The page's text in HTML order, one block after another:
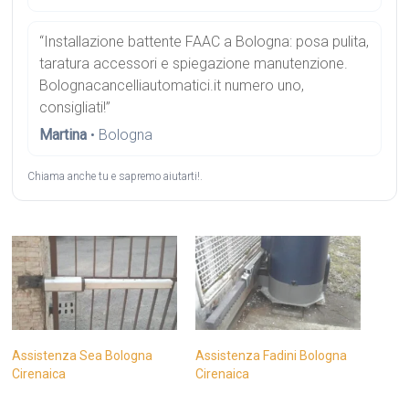
“Installazione battente FAAC a Bologna: posa pulita,
taratura accessori e spiegazione manutenzione.
Bolognacancelliautomatici.it numero uno,
consigliati!”
Martina • Bologna
Chiama anche tu e sapremo aiutarti!.
Assistenza Sea Bologna
Cirenaica
Assistenza Fadini Bologna
Cirenaica